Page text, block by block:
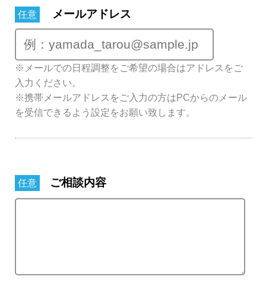
任意 メールアドレス
※メールでの日程調整をご希望の場合はアドレスをご
入力ください。
※携帯メールアドレスをご入力の方はPCからのメール
を受信できるよう設定をお願い致します。
任意 ご相談内容